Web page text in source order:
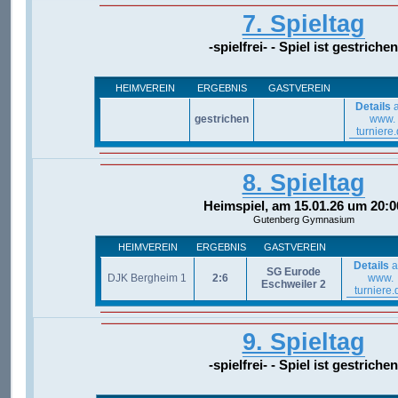
7. Spieltag
-spielfrei- - Spiel ist gestrichen
HEIMVEREIN ERGEBNIS GASTVEREIN
gestrichen
Details
www.
8. Spieltag
Heimspiel, am 15.01.26 um
Gutenberg Gymnasium
HEIMVEREIN ERGEBNIS GASTVEREIN
DJK Bergheim 1 2:6
SG Eurode
Eschweiler 2
Details
www.
9. Spieltag
-spielfrei- - Spiel ist gestrichen